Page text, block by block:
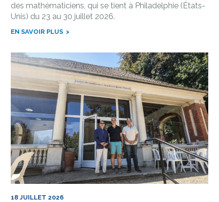
des mathématiciens, qui se tient à Philadelphie (États-
Unis) du 23 au 30 juillet 2026.
EN SAVOIR PLUS
18 JUILLET 2026